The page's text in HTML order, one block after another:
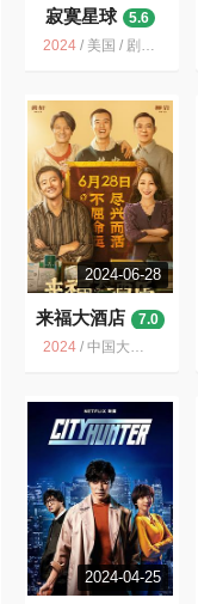
寂寞星球
5.6
2024 / 美国 / 剧情 爱情
2024-06-28
来福大酒店
7.0
2024 /中国大陆 / 剧情 喜剧 爱情
2024-04-25